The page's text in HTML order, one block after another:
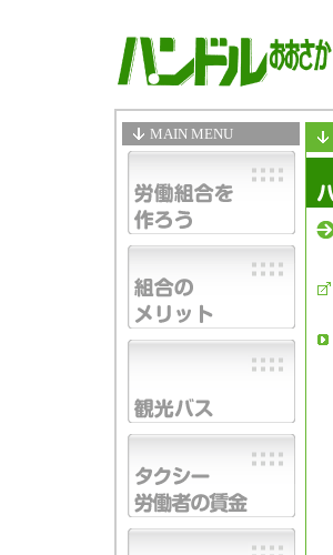
MAIN MENU